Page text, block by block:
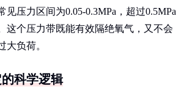
见压力区间为0.05-0.3MPa，超过0.5MPa
这个压力带既能有效隔绝氧气，又不会
大负荷。
科学逻辑